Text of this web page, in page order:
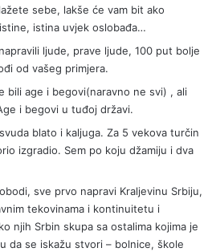
sebe, lakše će vam bit ako
istina uvjek oslobađa…
ljude, prave ljude, 100 put bolje
od vašeg primjera.
bili age i begovi(naravno ne svi) , ali
i begovi u tuđoj državi.
blato i kaljuga. Za 5 vekova turčin
izgradio. Sem po koju džamiju i dva
sve prvo napravi Kraljevinu Srbiju,
tekovinama i kontinuitetu i
njih Srbin skupa sa ostalima kojima je
da se iskažu stvori – bolnice, škole